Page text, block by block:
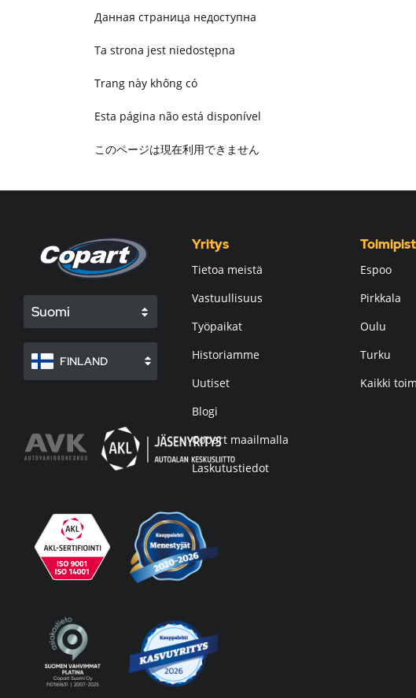
Данная страница недоступна
Ta strona jest niedostępna
Trang này không có
Esta página não está disponível
このページは現在利用できません
Suomi
FINLAND
Yritys
Tietoa meistä
Vastuullisuus
Työpaikat
Historiamme
Uutiset
Blogi
Copart maailmalla
Laskutustiedot
Espoo
Pirkkala
Oulu
Turku
Kaikki